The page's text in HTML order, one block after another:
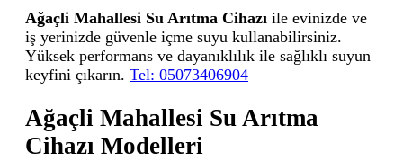
Ağaçli Mahallesi Su Arıtma Cihazı ile evinizde ve
iş yerinizde güvenle içme suyu kullanabilirsiniz.
Yüksek performans ve dayanıklılık ile sağlıklı suyun
keyfini çıkarın. Tel: 05073406904
Ağaçli Mahallesi Su Arıtma
Cihazı Modelleri